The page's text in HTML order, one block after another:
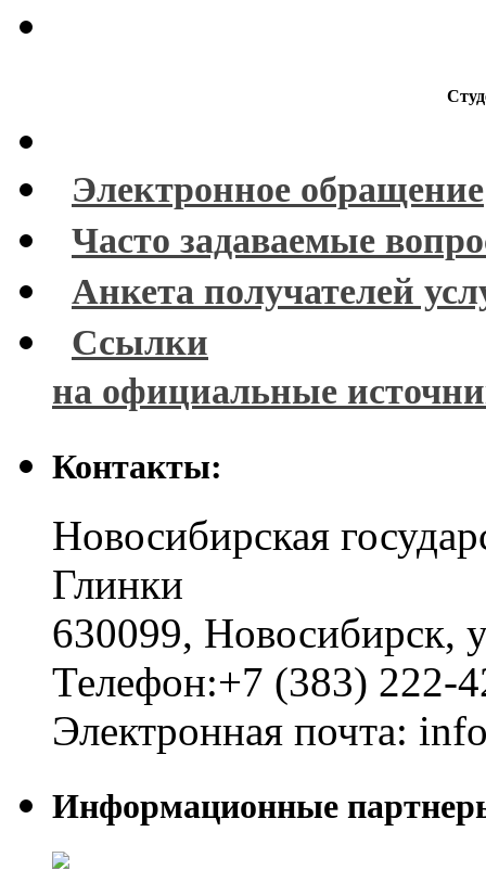
Электронное обращение
Часто задаваемые
Анкета получателей
Ссылки
на официальные
Контакты:
Новосибирская
Глинки
630099, Новосибирск,
Телефон:+7 (383) 222-
Электронная почта:
Информационные